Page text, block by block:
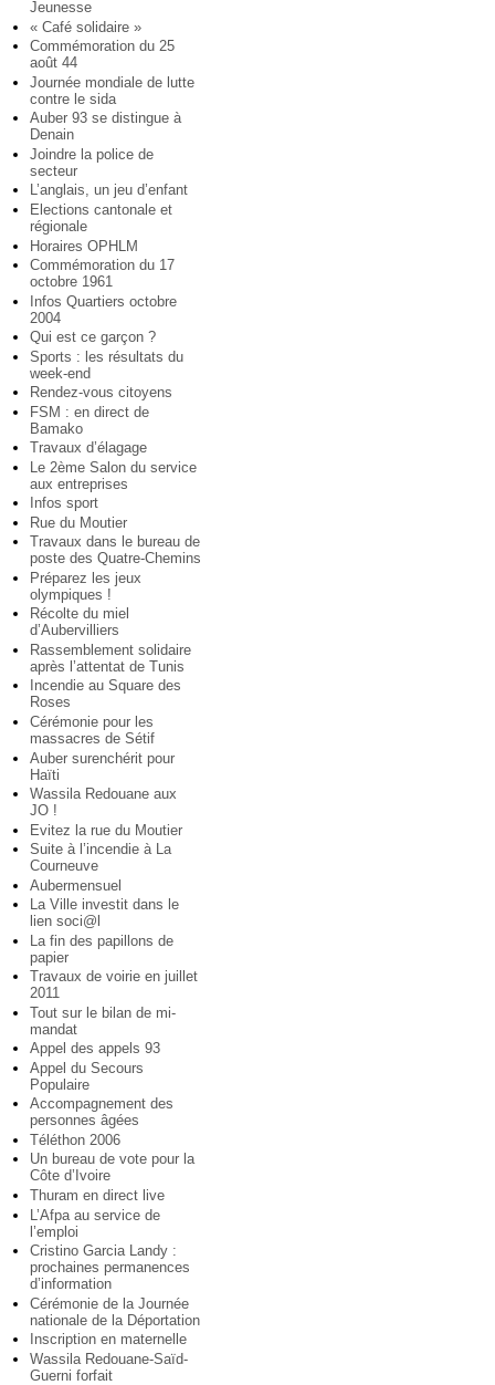
Jeunesse
« Café solidaire »
Commémoration du 25
août 44
Journée mondiale de lutte
contre le sida
Auber 93 se distingue à
Denain
Joindre la police de
secteur
L’anglais, un jeu d’enfant
Elections cantonale et
régionale
Horaires OPHLM
Commémoration du 17
octobre 1961
Infos Quartiers octobre
2004
Qui est ce garçon ?
Sports : les résultats du
week-end
Rendez-vous citoyens
FSM : en direct de
Bamako
Travaux d’élagage
Le 2ème Salon du service
aux entreprises
Infos sport
Rue du Moutier
Travaux dans le bureau de
poste des Quatre-Chemins
Préparez les jeux
olympiques !
Récolte du miel
d’Aubervilliers
Rassemblement solidaire
après l’attentat de Tunis
Incendie au Square des
Roses
Cérémonie pour les
massacres de Sétif
Auber surenchérit pour
Haïti
Wassila Redouane aux
JO !
Evitez la rue du Moutier
Suite à l’incendie à La
Courneuve
Aubermensuel
La Ville investit dans le
lien soci@l
La fin des papillons de
papier
Travaux de voirie en juillet
2011
Tout sur le bilan de mi-
mandat
Appel des appels 93
Appel du Secours
Populaire
Accompagnement des
personnes âgées
Téléthon 2006
Un bureau de vote pour la
Côte d’Ivoire
Thuram en direct live
L’Afpa au service de
l’emploi
Cristino Garcia Landy :
prochaines permanences
d’information
Cérémonie de la Journée
nationale de la Déportation
Inscription en maternelle
Wassila Redouane-Saïd-
Guerni forfait